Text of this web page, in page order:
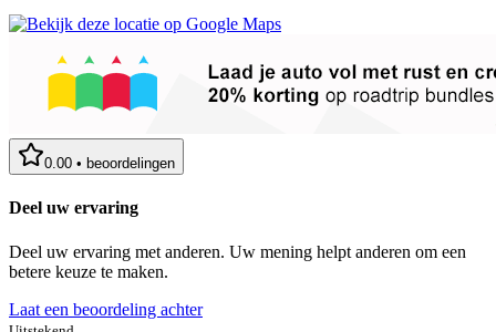
0.00 • beoordelingen
Deel uw ervaring
Deel uw ervaring met anderen. Uw mening helpt anderen om een
betere keuze te maken.
Laat een beoordeling achter